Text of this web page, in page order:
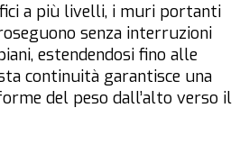
a più livelli, i muri portanti
senza interruzioni
estendendosi fino alle
continuità garantisce una
del peso dall’alto verso il